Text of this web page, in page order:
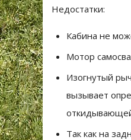
Недостатки:
Кабина не
Мотор
Изогнутый
вызывает
Так как на